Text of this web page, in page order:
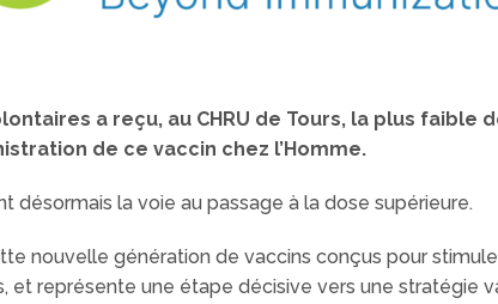
a reçu, au CHRU de Tours, la plus faible
de ce vaccin chez l’Homme.
désormais la voie au passage à la dose supérieure.
nouvelle génération de vaccins conçus pour
et représente une étape décisive vers une stratégie